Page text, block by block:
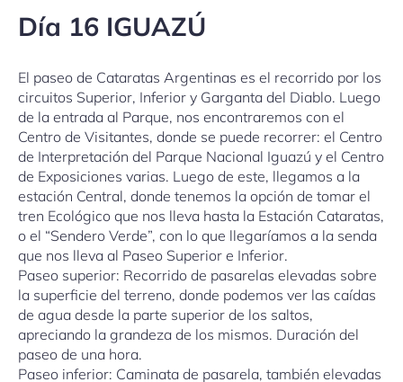
Día 16 IGUAZÚ
El paseo de Cataratas Argentinas es el recorrido por los
circuitos Superior, Inferior y Garganta del Diablo. Luego
de la entrada al Parque, nos encontraremos con el
Centro de Visitantes, donde se puede recorrer: el Centro
de Interpretación del Parque Nacional Iguazú y el Centro
de Exposiciones varias. Luego de este, llegamos a la
estación Central, donde tenemos la opción de tomar el
tren Ecológico que nos lleva hasta la Estación Cataratas,
o el “Sendero Verde”, con lo que llegaríamos a la senda
que nos lleva al Paseo Superior e Inferior.
Paseo superior: Recorrido de pasarelas elevadas sobre
la superficie del terreno, donde podemos ver las caídas
de agua desde la parte superior de los saltos,
apreciando la grandeza de los mismos. Duración del
paseo de una hora.
Paseo inferior: Caminata de pasarela, también elevadas